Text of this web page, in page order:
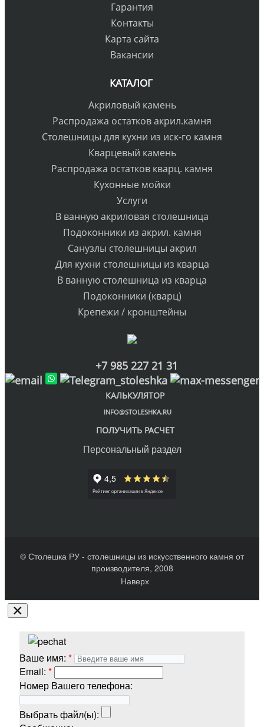
Гарантия
Контакты
Карта сайта
Вакансии
КАТАЛОГ
Акриловый камень
Распродажа остатков акрил.камня
Столешницы для кухни из иск-го камня
Кварцевый камень
Распродажа остатков кварц. камня
Кухонные мойки
Услуги
В ванную акриловая столешница
Подоконники из акрил. камня
Санузлы столешницы акрил
Для кухни столешницы из кварца
В ванную столешница из кварца
Подоконники (кварц)
Крепежи / кронштейны
+7 985 227 21 31
КАЛЬКУЛЯТОР
INFO@STOLESHKA.RU
ПОЛУЧИТЬ РАСЧЕТ
Персональный раздел
© Столешка РУ - столешницы из искусственного камня от
производителя, 2008
Наверх
×
Ваше имя:
Email:
Номер Вашего телефона:
Выбрать файл(ы):